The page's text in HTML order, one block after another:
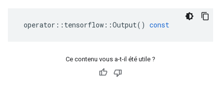
operator :: tensorflow ::Output() const
Ce contenu vous a-t-il été utile ?